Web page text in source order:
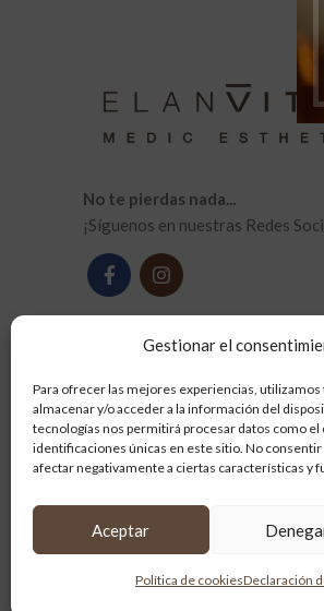
Gestionar el
Para ofrecer las mejores experiencias, utilizamos
almacenar y/o acceder a la información del
tecnologías nos permitirá procesar datos como
identificaciones únicas en este sitio. No
afectar negativamente a ciertas características y
Aceptar
Política de cookiesDeclaración
No te pierdas nada...
¡Síguenos en nuestras Redes